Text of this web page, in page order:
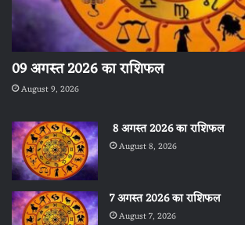
09 अगस्त 2026 का राशिफल
August 9, 2026
8 अगस्त 2026 का राशिफल
August 8, 2026
7 अगस्त 2026 का राशिफल
August 7, 2026